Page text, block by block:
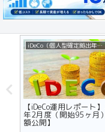
iDeCo（個人型確定拠出年金）
【iDeCo運用レポート
年2月度（開始95ヶ月
額公開】